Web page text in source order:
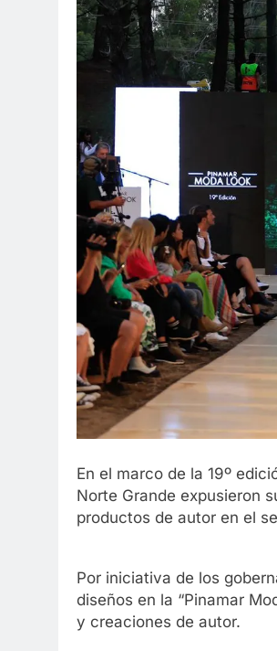
En el marco de la 19º
Norte Grande expusieron
productos de autor en el
Por iniciativa de los
diseños en la “Pinamar
y creaciones de autor.